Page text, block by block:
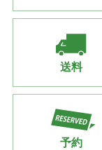
送料
予約